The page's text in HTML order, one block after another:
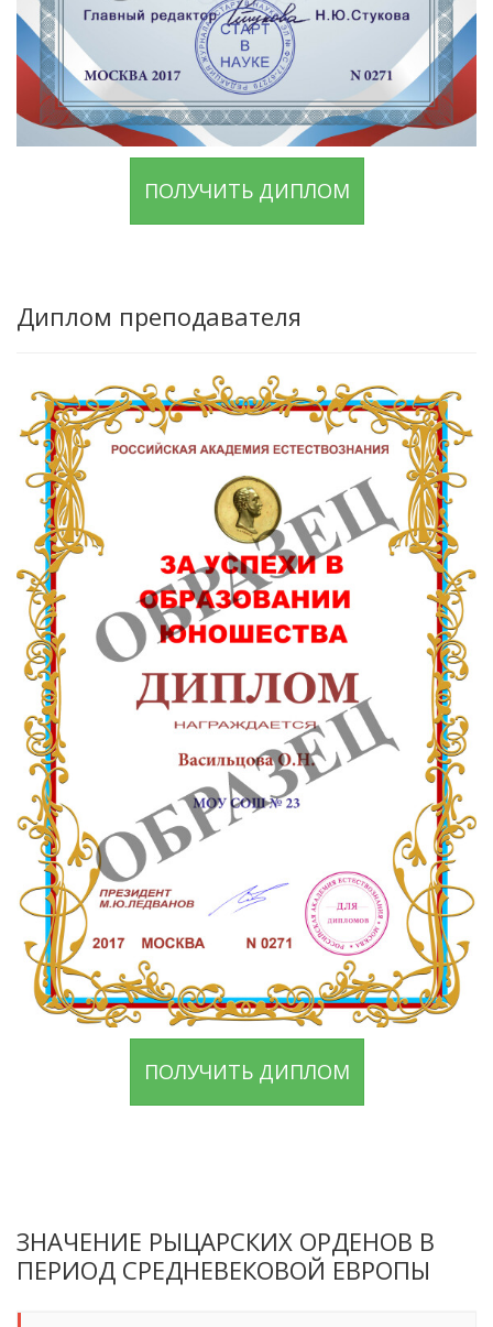
ПОЛУЧИТЬ ДИПЛОМ
Диплом преподавателя
ПОЛУЧИТЬ ДИПЛОМ
ЗНАЧЕНИЕ РЫЦАРСКИХ ОРДЕНОВ В
ПЕРИОД СРЕДНЕВЕКОВОЙ ЕВРОПЫ